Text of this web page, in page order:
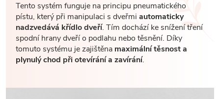
Tento systém funguje na principu pneumatického
pístu, který při manipulaci s dveřmi automaticky
nadzvedává křídlo dveří. Tím dochází ke snížení tření
spodní hrany dveří o podlahu nebo těsnění. Díky
tomuto systému je zajištěna maximální těsnost a
plynulý chod při otevírání a zavírání.